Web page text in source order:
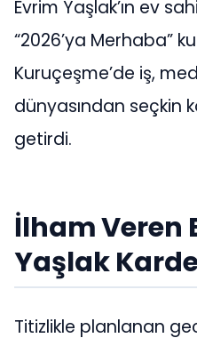
Evrim Yaşlak’ın ev
“2026’ya Merhaba”
Kuruçeşme’de iş,
dünyasından seçkin
getirdi.
İlham Veren
Yaşlak
Titizlikle planlanan